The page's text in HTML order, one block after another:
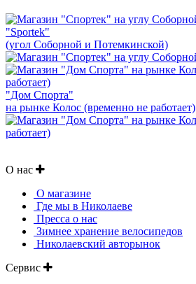
"Sportek"
(угол Соборной и Потемкинской)
"Дом Спорта"
на рынке Колос (временно не работает)
О нас
О магазине
Где мы в Николаеве
Пресса о нас
Зимнее хранение велосипедов
Николаевский авторынок
Сервис